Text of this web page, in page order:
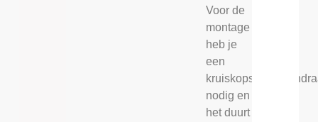
Voor de
montage
heb je
een
nodig en
het duurt